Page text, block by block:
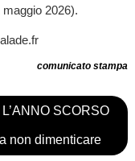
2026).
comunicato stampa
SCORSO
non dimenticare